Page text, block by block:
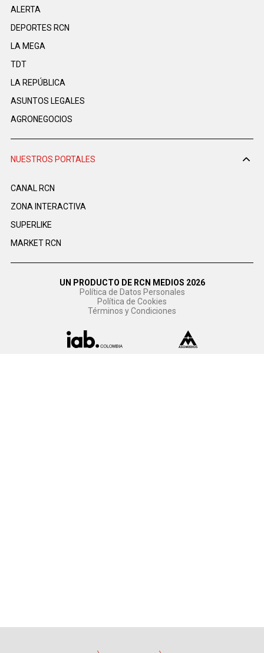
ALERTA
DEPORTES RCN
LA MEGA
TDT
LA REPÚBLICA
ASUNTOS LEGALES
AGRONEGOCIOS
NUESTROS PORTALES
CANAL RCN
ZONA INTERACTIVA
SUPERLIKE
MARKET RCN
UN PRODUCTO DE RCN MEDIOS 2026
Política de Datos Personales
Política de Cookies
Términos y Condiciones